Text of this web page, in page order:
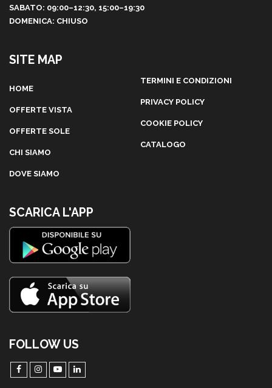
SABATO: 09:00–12:30, 15:00–19:30
DOMENICA: CHIUSO
SITE MAP
HOME
OFFERTE VISTA
OFFERTE SOLE
CHI SIAMO
DOVE SIAMO
TERMINI E CONDIZIONI
PRIVACY POLICY
COOKIE POLICY
CATALOGO
SCARICA L'APP
FOLLOW US